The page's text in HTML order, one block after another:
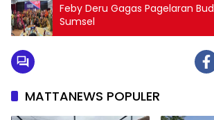
Feby Deru Gagas Pagelaran
Sumsel
MATTANEWS POPULER